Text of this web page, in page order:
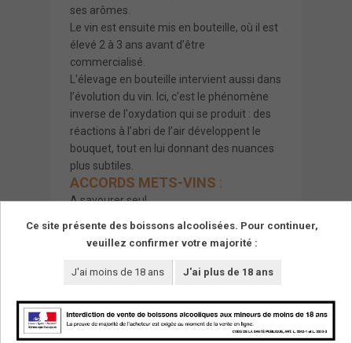
ses arômes.
Le vin est ensuite mis en bouteille, où il est
élevé 2 à 3 ans avant d’être
commercialisé.
L'élevage en bouteille intervient aussi dans
l’évolution du vin. Ici, c'est le phénomène
inverse de l'oxydation qui se produit : des
réactions à l’abri de l’air développent le
bouquet, tout en lui donnant des nuances
plus subtiles.
ACCORDS METS-VINS :
A savourer seul.
Ce site présente des boissons alcoolisées. Pour continuer,
veuillez confirmer votre majorité :
J'ai moins de 18 ans J'ai plus de 18 ans